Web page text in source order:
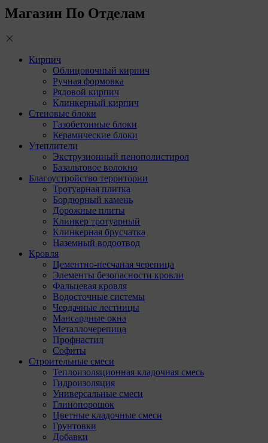
Магазин По Отделам
Кирпич
Облицовочный кирпич
Ручная формовка
Рядовой кирпич
Клинкерный кирпич
Стеновые блоки
Газобетонные блоки
Керамические блоки
Утеплители
Экструзионный пенополистирол
Базальтовое волокно
Благоустройство территории
Тротуарная плитка
Бордюрный камень
Дорожные плиты
Клинкер тротуарный
Клинкерная брусчатка
Наземный водоотвод
Кровля
Цементно-песчаная черепица
Элементы безопасности кровли
Фальцевая кровля
Водосточные системы
Чердачные лестницы
Мансардные окна
Металлочерепица
Профнастил
Софиты
Строительные смеси
Теплоизоляционная кладочная смесь
Гидроизоляция
Универсальные смеси
Глинопорошок
Цветные кладочные смеси
Грунтовки
Добавки